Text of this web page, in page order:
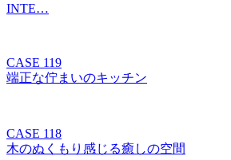
INTE…
CASE 119
端正な佇まいのキッチン
CASE 118
木のぬくもり感じる癒しの空間